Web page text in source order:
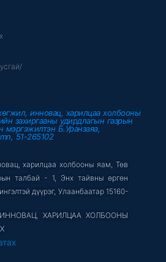
инновац, харилцаа холбооны
захиргааны удирдлагын газрын
мэргэжилтэн Б.Уранзаяа,
51-265102
харилцаа холбооны яам, Төв
талбай - 1, Энх тайвны өргөн
дүүрэг, Улаанбаатар 15160-
ХАРИЛЦАА ХОЛБООНЫ